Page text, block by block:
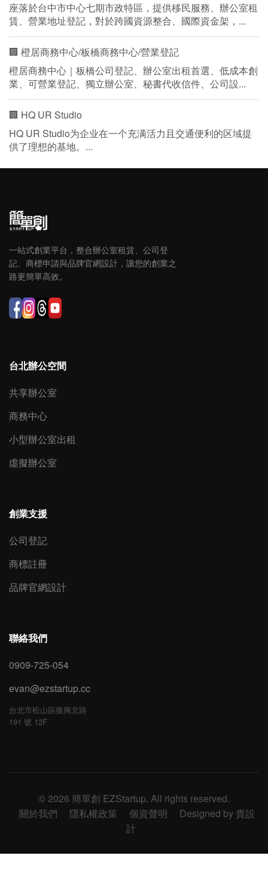
座落於台中市中心七期市政特區，提供移民服務、辦公室租
賃、營業地址登記，對於跨國資源整合、國際資金架，...
🏢 橙居商務中心/板橋商務中心/營業登記
橙居商務中心｜板橋公司登記、辦公室出租首選、低成本創
業、可營業登記、獨立辦公室、秘書代收信件、公司設...
🏢 HQ UR Studio
HQ UR Studio为企业在一个充满活力且交通便利的区域提
供了理想的基地。...
一站式創業平台，整合辦公室租賃、公司登
記、商標申請與品牌官網設計，讓您的創業之
路更簡單高效。
台北辦公空間
共享辦公室
商務中心
小型辦公室出租
虛擬辦公室
創業支援
公司登記
商標註冊
品牌官網設計
聯絡我們
0909-725-054
evan@ezstartup.cc
台北市松山區復興北路
191 號 12F
© 2026 簡單創 EZStartup. All rights reserved.
關於我們
隱私權政策 個資聲明
Designed by 貴設
計